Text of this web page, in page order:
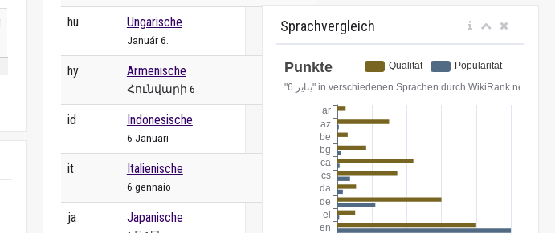
hu Ungarische
Január 6.
hy Armenische
Հունվարի 6
id Indonesische
6 Januari
it Italienische
6 gennaio
ja Japanische
Sprachvergleich